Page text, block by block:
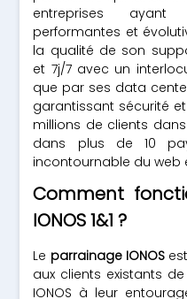
entreprises ayant
performantes et
la qualité de son
et 7j/7 avec un
que par ses data
garantissant sécurité
millions de clients
dans plus de 10
incontournable du web
Comment
IONOS 1&1 ?
Le parrainage IONOS
aux clients existants
IONOS à leur